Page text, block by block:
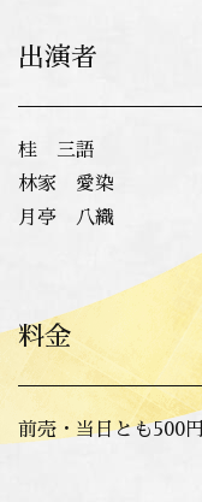
出演者
桂 三語
林家 愛染
月亭 八織
料金
前売・当日とも500円